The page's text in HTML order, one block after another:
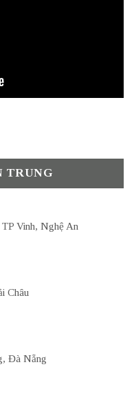
TRUNG
Vinh, Nghệ An
Châu
Đà Nẵng